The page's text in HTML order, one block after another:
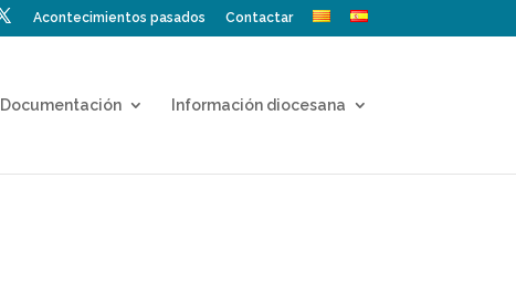
Acontecimientos pasados Contactar
Documentación Información diocesana